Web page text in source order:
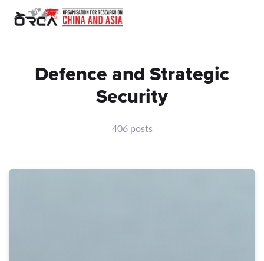
Defence and Strategic
Security
406 posts